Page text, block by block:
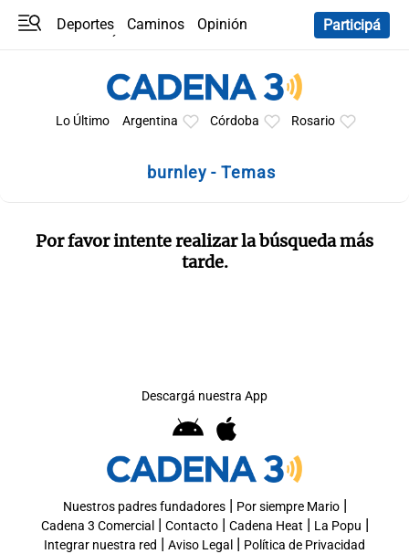
Deportes Caminos
Opinión
Participá
Lo Último Argentina Córdoba Rosario
burnley - Temas
Por favor intente realizar la búsqueda más
tarde.
Descargá nuestra App
Nuestros padres fundadores| Por siempre Mario|
Cadena 3 Comercial | Contacto| Cadena Heat | La Popu |
Integrar nuestra red | Aviso Legal | Política de Privacidad